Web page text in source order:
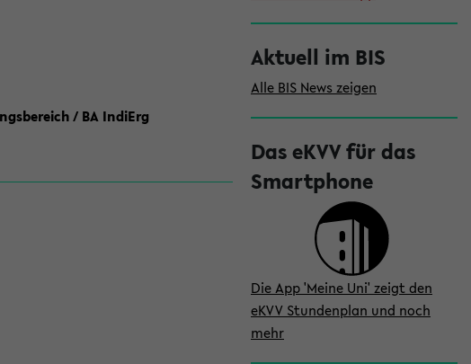
/ BA IndiErg
Aktuell im BIS
Alle BIS News zeigen
Das eKVV für das
Smartphone
Die App 'Meine Uni' zeigt den
eKVV Stundenplan und noch
mehr